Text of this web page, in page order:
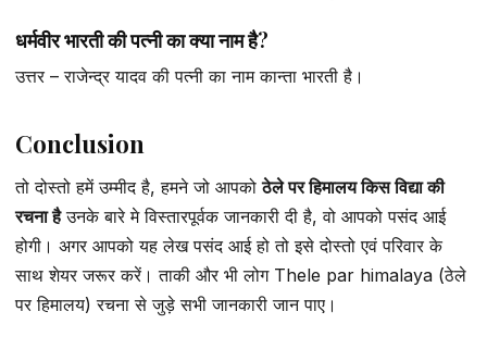
धर्मवीर भारती की पत्नी का क्या नाम है?
उत्तर – राजेन्द्र यादव की पत्नी का नाम कान्ता भारती है।
Conclusion
तो दोस्तो हमें उम्मीद है, हमने जो आपकोठेले पर हिमालय किस विद्या की
रचना हैउनके बारे मे विस्तारपूर्वक जानकारी दी है, वो आपको पसंद आई
होगी। अगर आपको यह लेख पसंद आई हो तो इसे दोस्तो एवं परिवार के
साथ शेयर जरूर करें। ताकी और भी लोग Thele par himalaya (ठेले
पर हिमालय) रचना से जुड़े सभी जानकारी जान पाए।